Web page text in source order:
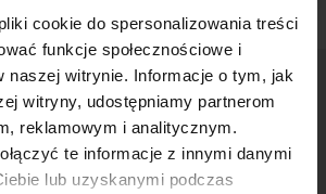
cookie do spersonalizowania treści
funkcje społecznościowe i
naszej witrynie. Informacje o tym, jak
witryny, udostępniamy partnerom
reklamowym i analitycznym.
te informacje z innymi danymi
lub uzyskanymi podczas
Śledź nas